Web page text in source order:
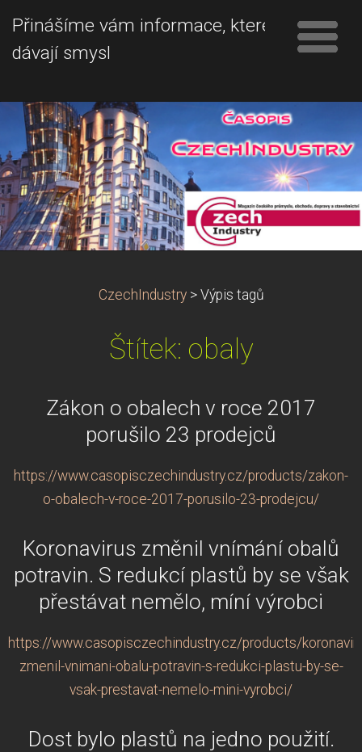
Přinášíme vám informace, které
dávají smysl
CzechIndustry > Výpis tagů
Štítek: obaly
Zákon o obalech v roce 2017
porušilo 23 prodejců
https://www.casopisczechindustry.cz/products/zakon-
o-obalech-v-roce-2017-porusilo-23-prodejcu/
Koronavirus změnil vnímání obalů
potravin. S redukcí plastů by se však
přestávat nemělo, míní výrobci
https://www.casopisczechindustry.cz/products/
zmenil-vnimani-obalu-potravin-s-redukci-plastu-by-se-
vsak-prestavat-nemelo-mini-vyrobci/
Dost bylo plastů na jedno použití.